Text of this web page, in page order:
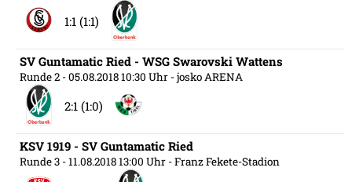
1:1 (1:1)
SV Guntamatic Ried - WSG Swarovski Wattens
Runde 2 - 05.08.2018 10:30 Uhr - josko ARENA
2:1 (1:0)
KSV 1919 - SV Guntamatic Ried
Runde 3 - 11.08.2018 13:00 Uhr - Franz Fekete-Stadion